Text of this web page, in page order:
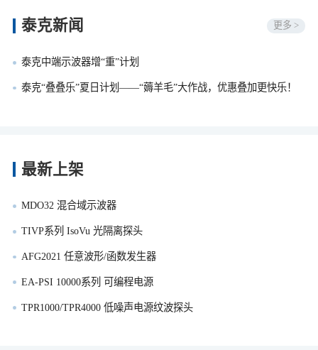
泰克新闻 更多 >
泰克中端示波器增“重”计划
泰克“叠叠乐”夏日计划——“薅羊毛”大作战，优惠叠加更快乐！
最新上架
MDO32 混合域示波器
TIVP系列 IsoVu 光隔离探头
AFG2021 任意波形/函数发生器
EA-PSI 10000系列 可编程电源
TPR1000/TPR4000 低噪声电源纹波探头